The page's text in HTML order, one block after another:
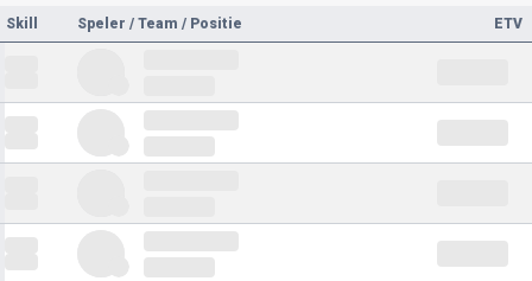
Skill
Speler / Team / Positie ETV